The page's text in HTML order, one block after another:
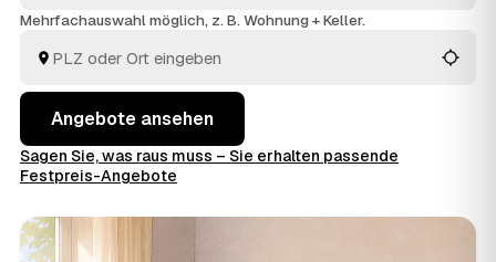
Sie sich das einzelne Anfragen und sehen direkt,
Mehrfachauswahl möglich, z. B. Wohnung + Keller.
Angebote ansehen
Sagen Sie, was raus muss – Sie erhalten passende
Festpreis-Angebote